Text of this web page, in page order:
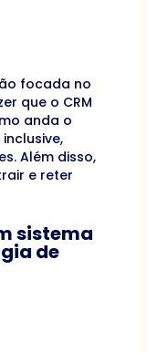
focada no
que o CRM
anda o
Além disso,
e reter
sistema
de